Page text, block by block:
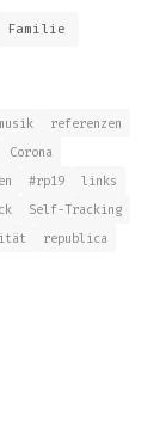
Familie
referenzen
Corona
#rp19
links
Self-Tracking
republica